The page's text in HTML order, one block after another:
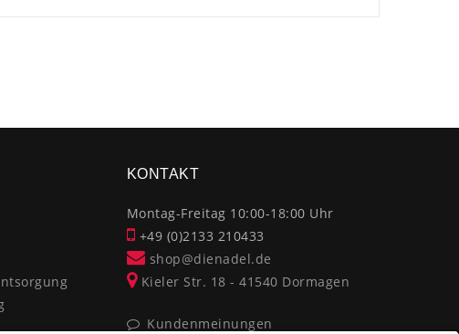
KONTAKT
Montag-Freitag 10:00-18:00 Uhr
+49 (0)2133 210433
shop@dienadel.de
Kieler Str. 18 - 41540 Dormagen
Kundenmeinungen